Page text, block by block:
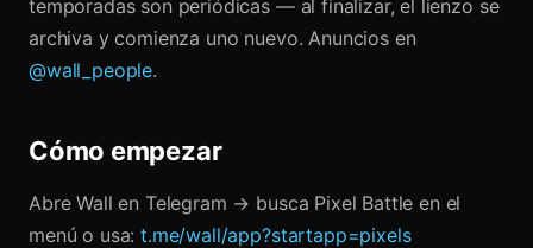
temporadas son periódicas — al finalizar, el lienzo se
archiva y comienza uno nuevo. Anuncios en
@wall_people.
Cómo empezar
Abre Wall en Telegram → busca Pixel Battle en el
menú o usa:t.me/wall/app?startapp=pixels